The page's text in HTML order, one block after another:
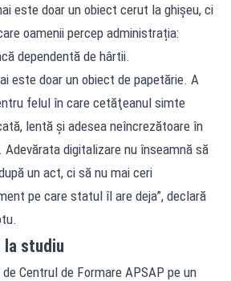
este doar un obiect cerut la ghișeu, ci
oamenii percep administrația:
dependentă de hârtii.
este doar un obiect de papetărie. A
felul în care cetăţeanul simte
lentă şi adesea neîncrezătoare în
Adevărata digitalizare nu înseamnă să
un act, ci să nu mai ceri
pe care statul îl are deja”, declară
studiu
Centrul de Formare APSAP pe un